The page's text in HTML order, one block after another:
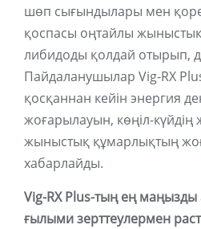
шөп сығындылары мен
қоспасы оңтайлы
либидоды қолдай отырып,
Пайдаланушылар Vig-RX Plus-
қосқаннан кейін энергия
жоғарылауын, көңіл-
жыныстық құмарлықтың
хабарлайды.
Vig-RX Plus-тың ең маңызды
ғылыми зерттеулермен